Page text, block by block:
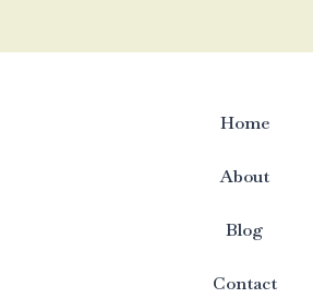
Home
About
Blog
Contact